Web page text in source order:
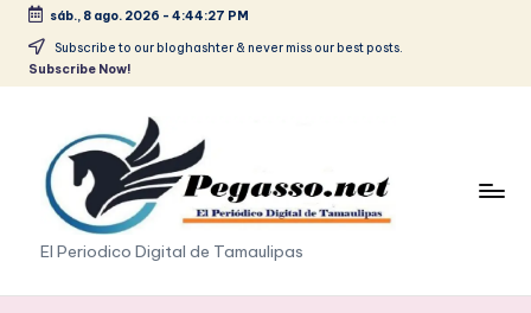
Saltar
sáb., 8 ago. 2026 - 4:44:27 PM
Subscribe to our bloghashter & never miss our best posts.
Subscribe Now!
p
e
El Periodico Digital de Tamaulipas